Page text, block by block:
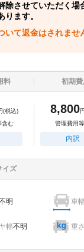
させていただく場
ます。
いて返金はされませ
料 初期費
(税込)
含む
8,800
管理費用
内訳
イズ
明 車幅
幅不明 重さ